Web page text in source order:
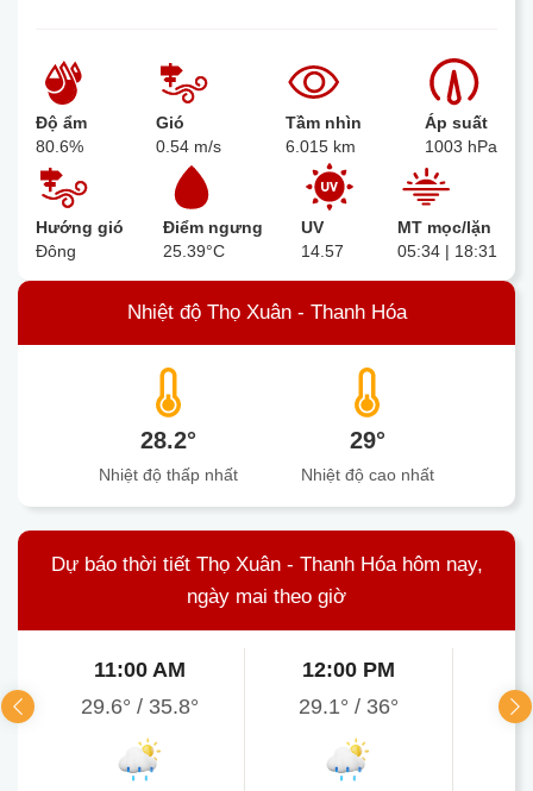
Độ ẩm
80.6%
Gió
0.54 m/s
Tầm nhìn
6.015 km
Áp suất
1003 hPa
Hướng gió
Đông
Điểm ngưng
25.39°C
UV
14.57
MT mọc/lặn
05:34 | 18:31
Nhiệt độ Thọ Xuân - Thanh Hóa
28.2°
Nhiệt độ thấp nhất
29°
Nhiệt độ cao nhất
Dự báo thời tiết Thọ Xuân - Thanh Hóa hôm nay,
ngày mai theo giờ
11:00 AM
29.6° / 35.8°
12:00 PM
29.1° / 36°